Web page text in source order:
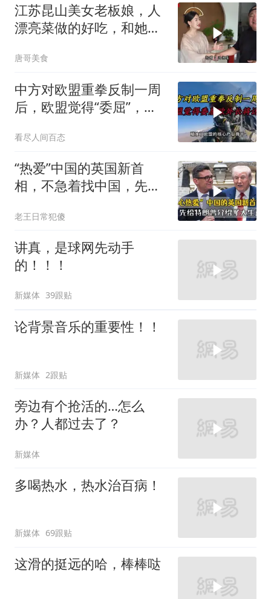
江苏昆山美女老板娘，人
漂亮菜做的好吃，和她小
唐哥美食
中方对欧盟重拳反制一周
后，欧盟觉得“委屈”，欧
看尽人间百态
“热爱”中国的英国新首
相，不急着找中国，先给
老王日常犯傻
讲真，是球网先动手
的！！！
新媒体 39跟贴
论背景音乐的重要性！！
新媒体 2跟贴
旁边有个抢活的…怎么
办？人都过去了？
新媒体
多喝热水，热水治百病！
新媒体 69跟贴
这滑的挺远的哈，棒棒哒